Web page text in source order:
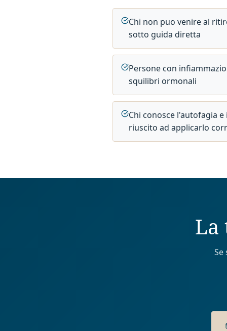
Chi non puo venire al
sotto guida diretta
Persone con
squilibri ormonali
Chi conosce l'autofagia
riuscito ad applicarlo
La
Se